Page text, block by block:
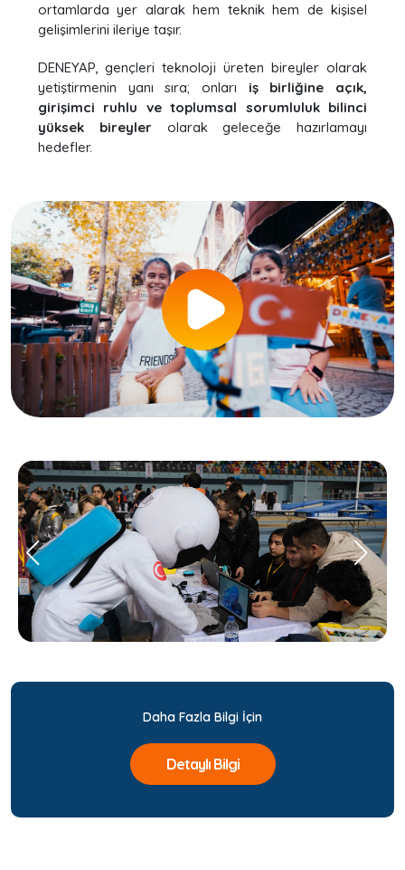
ortamlarda yer alarak hem teknik hem de kişisel
gelişimlerini ileriye taşır.
DENEYAP, gençleri teknoloji üreten bireyler olarak
yetiştirmenin yanı sıra; onları iş birliğine açık,
girişimci ruhlu ve toplumsal sorumluluk bilinci
yüksek bireyler olarak geleceğe hazırlamayı
hedefler.
Daha Fazla Bilgi İçin
Detaylı Bilgi